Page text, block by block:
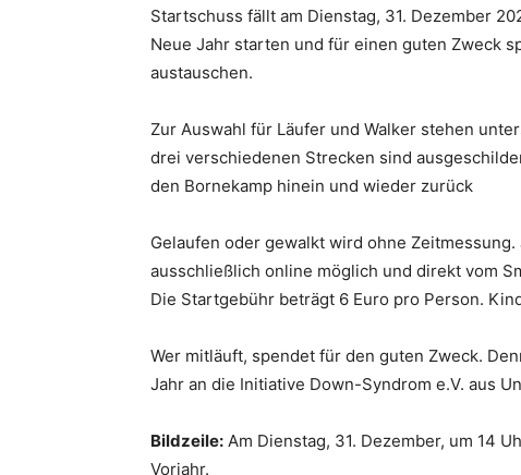
Startschuss fällt am Dienstag, 31. Dezember
Neue Jahr starten und für einen guten Zweck
austauschen.
Zur Auswahl für Läufer und Walker stehen
drei verschiedenen Strecken sind
den Bornekamp hinein und wieder zurück
Gelaufen oder gewalkt wird ohne
ausschließlich online möglich und direkt vom
Die Startgebühr beträgt 6 Euro pro Person.
Wer mitläuft, spendet für den guten Zweck.
Jahr an die Initiative Down-Syndrom e.V. aus
Bildzeile: Am Dienstag, 31. Dezember, um 14
Vorjahr.